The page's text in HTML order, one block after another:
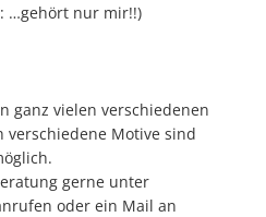
…gehört nur mir!!)
ganz vielen verschiedenen
verschiedene Motive sind
gerne unter
oder ein Mail an